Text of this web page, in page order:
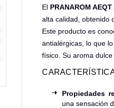
El PRANAROM
alta calidad, obtenido
Este producto es
antialérgicas, lo que
físico. Su aroma
Propiedades
una sensación